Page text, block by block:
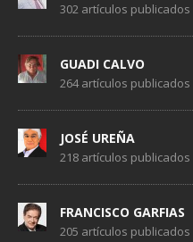
302 artículos publicados
GUADI CALVO
264 artículos publicados
JOSÉ UREÑA
218 artículos publicados
FRANCISCO GARFIAS
205 artículos publicados